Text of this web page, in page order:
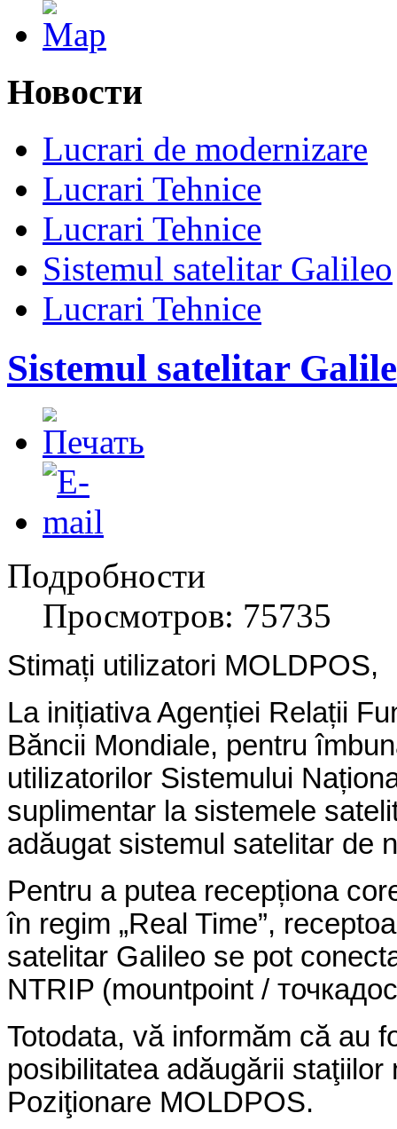
Новости
Lucrari de modernizare
Lucrari Tehnice
Lucrari Tehnice
Sistemul satelitar Galileo
Lucrari Tehnice
Sistemul satelitar
Подробности
Просмотров: 75735
Stimați utilizatori MOLDPOS,
La inițiativa Agenției Relații
Băncii Mondiale, pentru
utilizatorilor Sistemului
suplimentar la sistemele
adăugat sistemul satelitar de
Pentru a putea recepționa
în regim „Real Time”,
satelitar Galileo se pot
NTRIP (mountpoint / точка
Totodata, vă informăm că au
posibilitatea adăugării
Poziţionare MOLDPOS.